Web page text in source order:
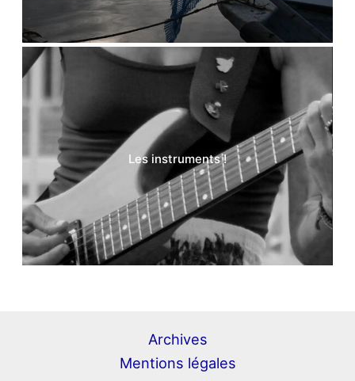
Les instruments !
Archives
Mentions légales